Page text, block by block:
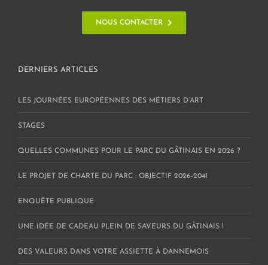
NOUS CONTACTER
DERNIERS ARTICLES
LES JOURNÉES EUROPÉENNES DES MÉTIERS D’ART
STAGES
QUELLES COMMUNES POUR LE PARC DU GÂTINAIS EN 2026 ?
LE PROJET DE CHARTE DU PARC : OBJECTIF 2026-2041
ENQUÊTE PUBLIQUE
UNE IDÉE DE CADEAU PLEIN DE SAVEURS DU GÂTINAIS !
DES VALEURS DANS VOTRE ASSIETTE À DANNEMOIS